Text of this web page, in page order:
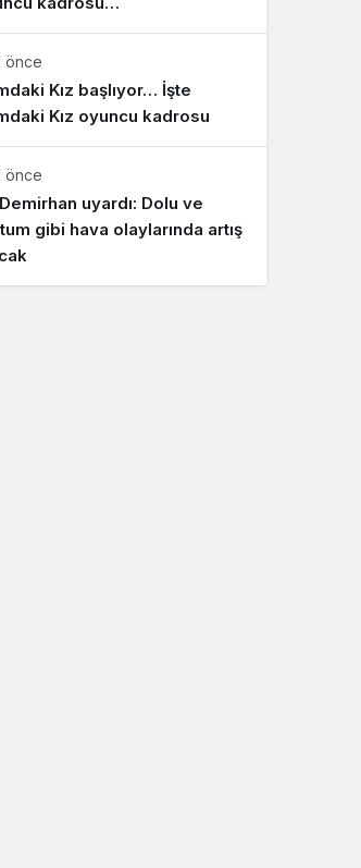
önce
Kız başlıyor… İşte
Kız oyuncu kadrosu
önce
uyardı: Dolu ve
gibi hava olaylarında artış